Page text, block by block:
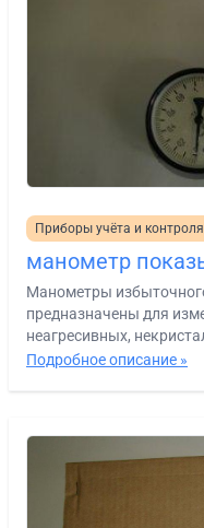
Приборы учёта и контроля
манометр
Манометры
предназначены для
неагресивных,
Подробное описание »